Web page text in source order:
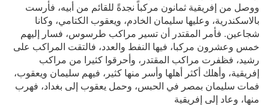
ووصل من إفريقية ثمانون مركباً نجدةً للقائم من أبيه، فأرست
بالاسكندرية، وعليها سليمان الخادم، ويعقوب الكتامي، وكانا
شجاعين. فأمر المقتدر أن تسير مراكب طرسوس، فسار إليهم
خمس وعشرون مركبا، فيها النفط والعدد، فالتقت المراكب على
رشيد، فظفرت مراكب المقتدر، وأحرقوا كثيرا من مراكب
إفريقية، وأهلك أكثر أهلها وأسر منها كثير، فيهم سليمان ويعقوب،
فمات سليمان بمصر في الحبس، وحمل يعقوب إلى بغداد، فهرب
منها، وعاد إلى إفريقية